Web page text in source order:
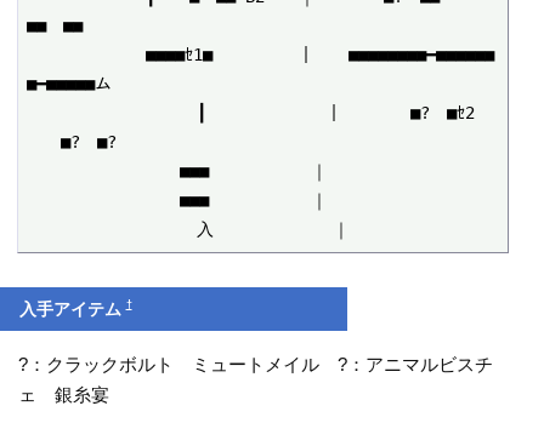
■■　■■
■■■■ｾ1■　　　　　｜　　■■■■■■■■━■■■■■■
■━■■■■■ム
┃　　　　　　　｜　　　　■?　■ｾ2
■?　■?
■■■　　　　　　｜
■■■　　　　　　｜
入　　　　　　　｜
入手アイテム†
?：クラックボルト ミュートメイル ?：アニマルビスチ
ェ 銀糸宴